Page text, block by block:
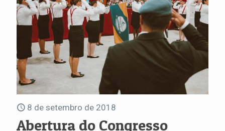
8 de setembro de 2018
Abertura do Congresso